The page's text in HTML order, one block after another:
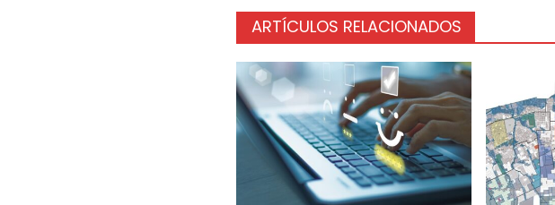
ARTÍCULOS RELACIONADOS